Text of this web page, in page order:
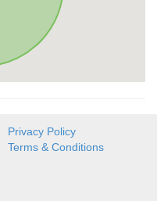
Privacy Policy
Terms & Conditions